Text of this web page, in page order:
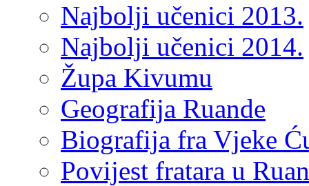
Najbolji učenici 2013.
Najbolji učenici 2014.
Župa Kivumu
Geografija Ruande
Biografija fra Vjeke
Povijest fratara u